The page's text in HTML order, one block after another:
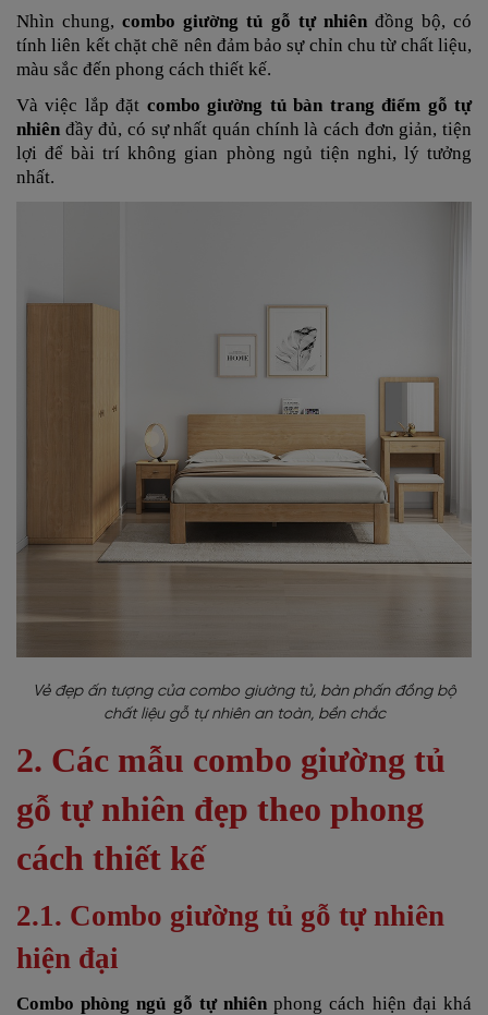
Nhìn chung,combo giường tủ gỗ tự nhiênđồng bộ, có
tính liên kết chặt chẽ nên đảm bảo sự chỉn chu từ chất liệu,
màu sắc đến phong cách thiết kế.
Và việc lắp đặt combo giường tủ bàn trang điểm gỗ tự
nhiên đầy đủ, có sự nhất quán chính là cách đơn giản, tiện
lợi để bài trí không gian phòng ngủ tiện nghi, lý tưởng
nhất.
Vẻ đẹp ấn tượng của combo giường tủ, bàn phấn đồng bộ
chất liệu gỗ tự nhiên an toàn, bền chắc
2. Các mẫu combo giường tủ
gỗ tự nhiên đẹp theo phong
cách thiết kế
2.1. Combo giường tủ gỗ tự nhiên
hiện đại
Combo phòng ngủ gỗ tự nhiênphong cách hiện đại khá